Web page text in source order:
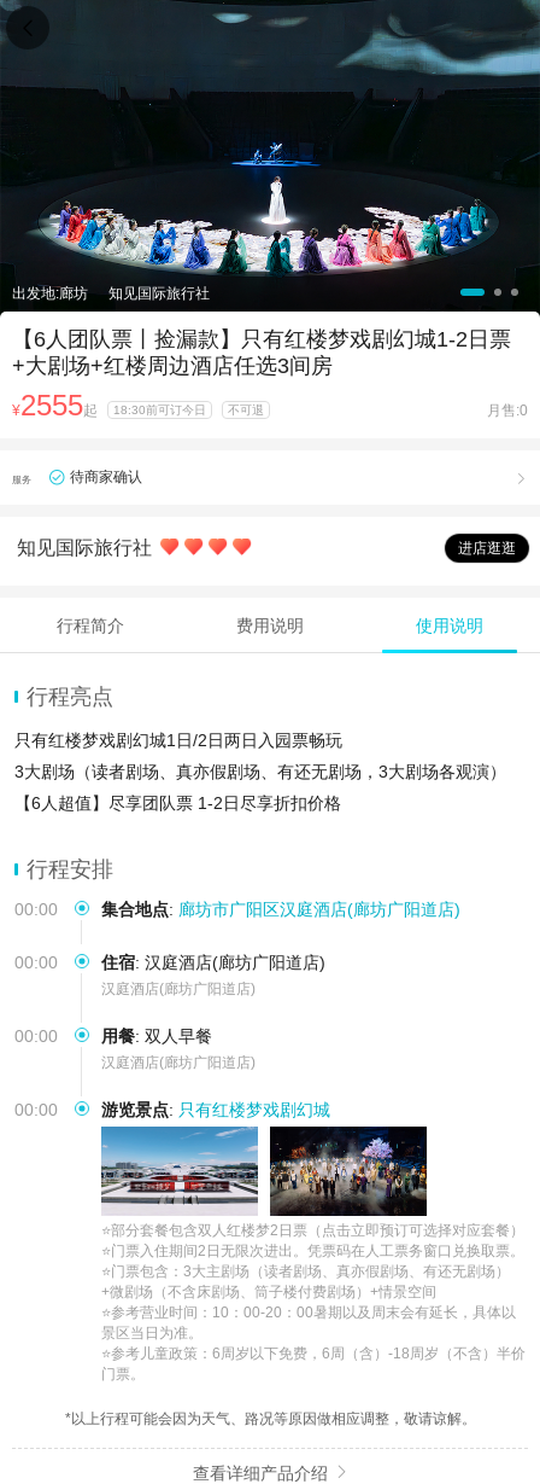
出发地:廊坊 知见国际旅行社
【6人团队票丨捡漏款】只有红楼梦戏剧幻城1-2日票
+大剧场+红楼周边酒店任选3间房
¥2555起 18:30前可订今日 不可退 月售:0
服务 待商家确认 
知见国际旅行社 进店逛逛
行程简介 费用说明 使用说明
行程亮点
只有红楼梦戏剧幻城1日/2日两日入园票畅玩
3大剧场（读者剧场、真亦假剧场、有还无剧场，3大剧场各观演）
【6人超值】尽享团队票 1-2日尽享折扣价格
行程安排
00:00 集合地点: 廊坊市广阳区汉庭酒店(廊坊广阳道店)
00:00 住宿: 汉庭酒店(廊坊广阳道店)
汉庭酒店(廊坊广阳道店)
00:00 用餐: 双人早餐
汉庭酒店(廊坊广阳道店)
00:00 游览景点: 只有红楼梦戏剧幻城
⭐部分套餐包含双人红楼梦2日票（点击立即预订可选择对应套餐）
⭐门票入住期间2日无限次进出。凭票码在人工票务窗口兑换取票。
⭐门票包含：3大主剧场（读者剧场、真亦假剧场、有还无剧场）
+微剧场（不含床剧场、筒子楼付费剧场）+情景空间
⭐参考营业时间：10：00-20：00暑期以及周末会有延长，具体以
景区当日为准。
⭐参考儿童政策：6周岁以下免费，6周（含）-18周岁（不含）半价
门票。
*以上行程可能会因为天气、路况等原因做相应调整，敬请谅解。
查看详细产品介绍 